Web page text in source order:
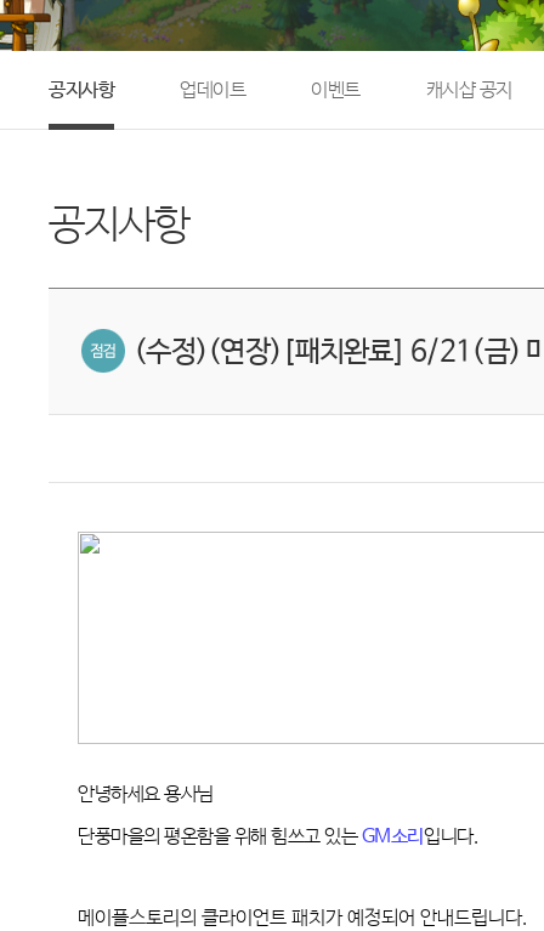
공지사항 업데이트 이벤트 캐시샵 공지
공지사항
(수정)(연장)[패치완료] 6/21(금)
안녕하세요 용사님
단풍마을의 평온함을 위해 힘쓰고 있는GM소리입니다.
메이플스토리의 클라이언트 패치가 예정되어 안내드립니다.